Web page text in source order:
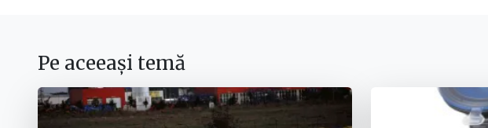
Pe aceeași temă